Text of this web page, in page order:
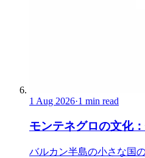
1 Aug 2026·1 min read
モンテネグロの文化
バルカン半島の小さな国